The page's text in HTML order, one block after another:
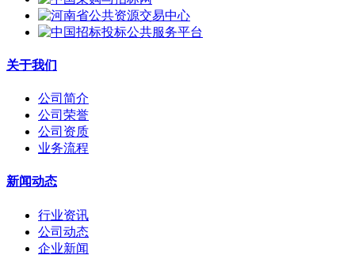
关于我们
公司简介
公司荣誉
公司资质
业务流程
新闻动态
行业资讯
公司动态
企业新闻